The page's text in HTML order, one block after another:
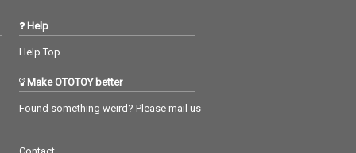
Help
Help Top
Make OTOTOY better
Found something weird? Please mail us